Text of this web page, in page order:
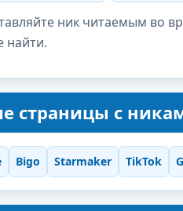
ник читаемым во
найти.
страницы с
Bigo Starmaker TikTok